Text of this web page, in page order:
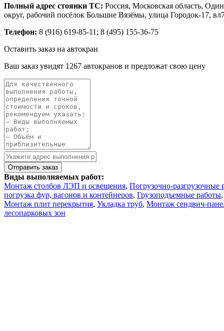
Полный адрес стоянки ТС: Россия, Московская область,
округ, рабочий посёлок Большие Вязёмы, улица Городок-17,
Телефон: 8 (916) 619-85-11; 8 (495) 155-36-75
Оставить заказ на автокран
Ваш заказ увидят 1267 автокранов и предложат свою цену
Виды выполняемых работ:
Монтаж столбов ЛЭП и освещения, Погрузочно-разгрузочные
погрузка фур, вагонов и контейнеров, Грузоподъемные работы
Монтаж плит перекрытия, Укладка труб, Монтаж сендвич-
лесопарковых зон